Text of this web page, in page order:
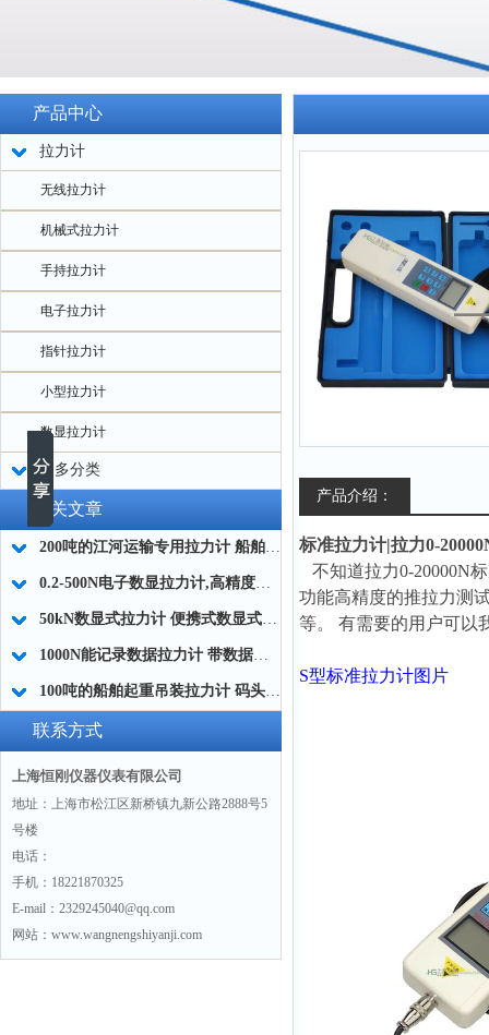
产品中心
拉力计
无线拉力计
机械式拉力计
手持拉力计
电子拉力计
指针拉力计
小型拉力计
数显拉力计
更多分类
相关文章
200吨的江河运输专用拉力计 船舶拖运拉力计 河道起重拉力计厂家
0.2-500N电子数显拉力计,高精度数字拉力计,非标拉力计厂家
50kN数显式拉力计 便携式数显式拉力计 数显式大屏幕拉力计品牌
1000N能记录数据拉力计 带数据记录功能的测力计 智能拉力计厂家
100吨的船舶起重吊装拉力计 码头船用拉力测试仪 海洋工程船用拉力计品牌
联系方式
上海恒刚仪器仪表有限公司
地址：上海市松江区新桥镇九新公路2888号5
号楼
电话：
手机：18221870325
E-mail：2329245040@qq.com
网站：www.wangnengshiyanji.com
产品介绍：
标准拉力计|拉力0-
不知道拉力0-20000N
功能高精度的推拉力测
等。 有需要的用户可以
S型标准拉力计图片